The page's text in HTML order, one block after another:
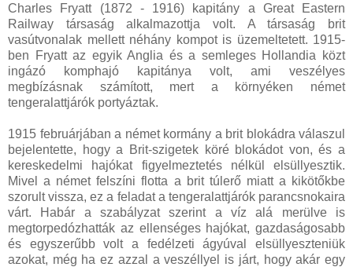
Charles Fryatt (1872 - 1916) kapitány a Great Eastern
Railway társaság alkalmazottja volt. A társaság brit
vasútvonalak mellett néhány kompot is üzemeltetett. 1915-
ben Fryatt az egyik Anglia és a semleges Hollandia közt
ingázó komphajó kapitánya volt, ami veszélyes
megbízásnak számított, mert a környéken német
tengeralattjárók portyáztak.
1915 februárjában a német kormány a brit blokádra válaszul
bejelentette, hogy a Brit-szigetek köré blokádot von, és a
kereskedelmi hajókat figyelmeztetés nélkül elsüllyesztik.
Mivel a német felszíni flotta a brit túlerő miatt a kikötőkbe
szorult vissza, ez a feladat a tengeralattjárók parancsnokaira
várt. Habár a szabályzat szerint a víz alá merülve is
megtorpedózhatták az ellenséges hajókat, gazdaságosabb
és egyszerűbb volt a fedélzeti ágyúval elsüllyeszteniük
azokat, még ha ez azzal a veszéllyel is járt, hogy akár egy